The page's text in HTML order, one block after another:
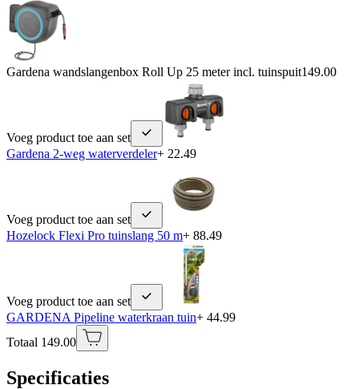
Gardena wandslangenbox Roll Up 25 meter incl. tuinspuit149.00
Voeg product toe aan set
Gardena 2-weg waterverdeler+ 22.49
Voeg product toe aan set
Hozelock Flexi Pro tuinslang 50 m+ 88.49
Voeg product toe aan set
GARDENA Pipeline waterkraan tuin+ 44.99
Totaal 149.00
Specificaties